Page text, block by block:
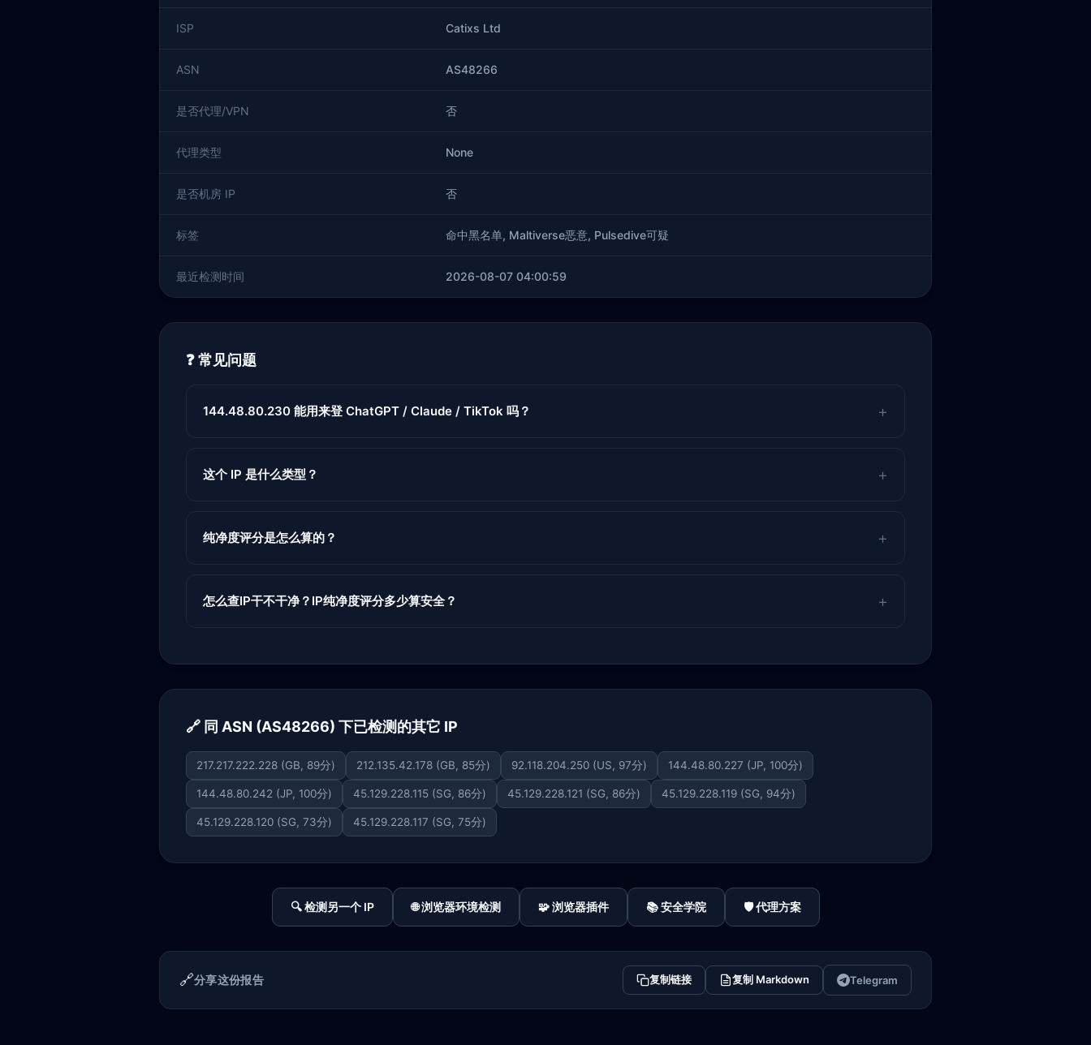
ISP Catixs Ltd
ASN AS48266
是否代理/VPN 否
代理类型 None
是否机房 IP 否
标签 命中黑名单, Maltiverse恶意, Pulsedive可疑
最近检测时间 2026-08-07 04:00:59
❓ 常见问题
144.48.80.230 能用来登 ChatGPT / Claude / TikTok 吗？
这个 IP 是什么类型？
纯净度评分是怎么算的？
怎么查IP干不干净？IP纯净度评分多少算安全？
🔗 同 ASN (AS48266) 下已检测的其它 IP
217.217.222.228 (GB, 89分) 212.135.42.178 (GB, 85分) 92.118.204.250 (US, 97分) 144.48.80.227 (JP, 100分)
144.48.80.242 (JP, 100分) 45.129.228.115 (SG, 86分) 45.129.228.121 (SG, 86分) 45.129.228.119 (SG, 94分)
45.129.228.120 (SG, 73分) 45.129.228.117 (SG, 75分)
🔍 检测另一个 IP 🌐 浏览器环境检测 🧩 浏览器插件 📚 安全学院 🛡️ 代理方案
🔗分享这份报告 复制链接 复制 Markdown Telegram